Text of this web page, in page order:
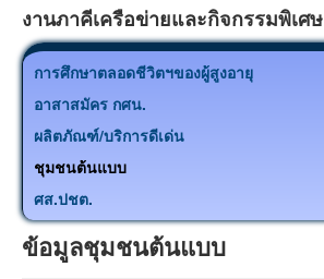
งานภาคีเครือข่ายและกิจกรรมพิเศษ
การศึกษาตลอดชีวิตฯของผู้สูงอายุ
อาสาสมัคร กศน.
ผลิตภัณฑ์/บริการดีเด่น
ชุมชนต้นแบบ
ศส.ปชต.
ข้อมูลชุมชนต้นแบบ